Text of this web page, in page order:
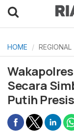
HOME REGIONAL
Secara
Putih